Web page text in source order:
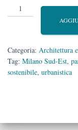
PGT
2025.
progetti
per
il
Categoria: Architettura
Tag: Milano Sud-Est,
sostenibile, urbanistica